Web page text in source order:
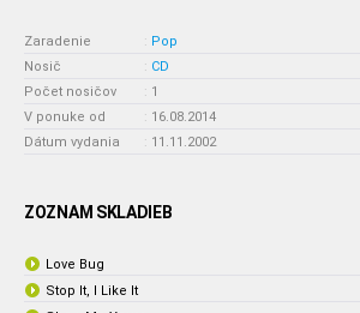
Zaradenie : Pop
Nosič
: CD
Počet nosičov
: 1
V ponuke od
: 16.08.2014
Dátum vydania
: 11.11.2002
ZOZNAM SKLADIEB
Love Bug
Stop It, I Like It